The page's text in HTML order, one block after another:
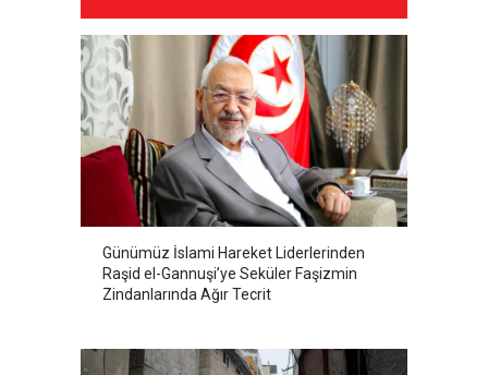
Günümüz İslami Hareket Liderlerinden
Raşid el-Gannuşi’ye Seküler Faşizmin
Zindanlarında Ağır Tecrit